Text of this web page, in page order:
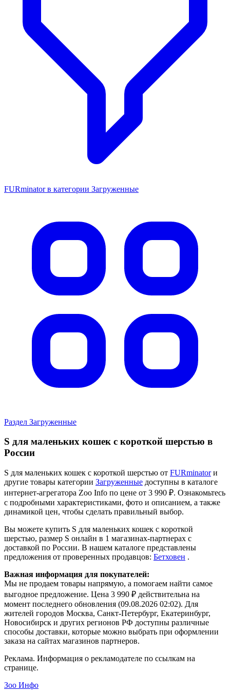
FURminator в категории Загруженные
Раздел Загруженные
S для маленьких кошек c короткой шерстью в
России
S для маленьких кошек c короткой шерстью от FURminatorи
другие товары категории Загруженные доступны в каталоге
интернет-агрегатора Zoo Info по цене от 3 990 ₽. Ознакомьтесь
с подробными характеристиками, фото и описанием, а также
динамикой цен, чтобы сделать правильный выбор.
Вы можете купить S для маленьких кошек c короткой
шерстью, размер S онлайн в 1 магазинах-партнерах с
доставкой по России. В нашем каталоге представлены
предложения от проверенных продавцов: Бетховен .
Важная информация для покупателей:
Мы не продаем товары напрямую, а помогаем найти самое
выгодное предложение. Цена 3 990 ₽ действительна на
момент последнего обновления (09.08.2026 02:02). Для
жителей городов Москва, Санкт-Петербург, Екатеринбург,
Новосибирск и других регионов РФ доступны различные
способы доставки, которые можно выбрать при оформлении
заказа на сайтах магазинов партнеров.
Реклама. Информация о рекламодателе по ссылкам на
странице.
Зоо Инфо